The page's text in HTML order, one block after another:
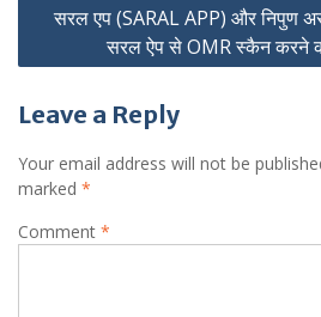
सरल एप (SARAL APP) और निपुण
सरल ऐप से OMR स्कैन करने
Leave a Reply
Your email address will not be
marked *
Comment *